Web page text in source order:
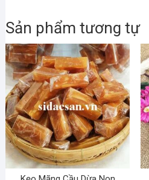
Sản phẩm tương tự